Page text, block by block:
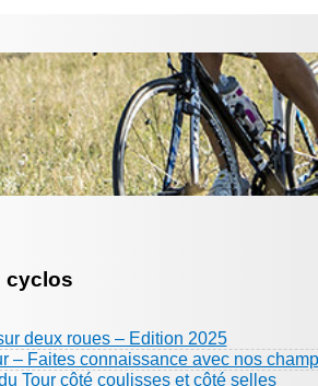
cyclos
deux roues – Edition 2025
– Faites connaissance avec nos
Tour côté coulisses et côté selles